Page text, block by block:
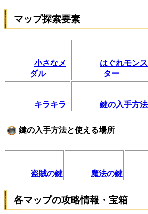
マップ探索要素
小さなメ
ダル
はぐれモンス
ター
キラキラ 鍵の入手方法
鍵の入手方法と使える場所
盗賊の鍵 魔法の鍵
各マップの攻略情報・宝箱